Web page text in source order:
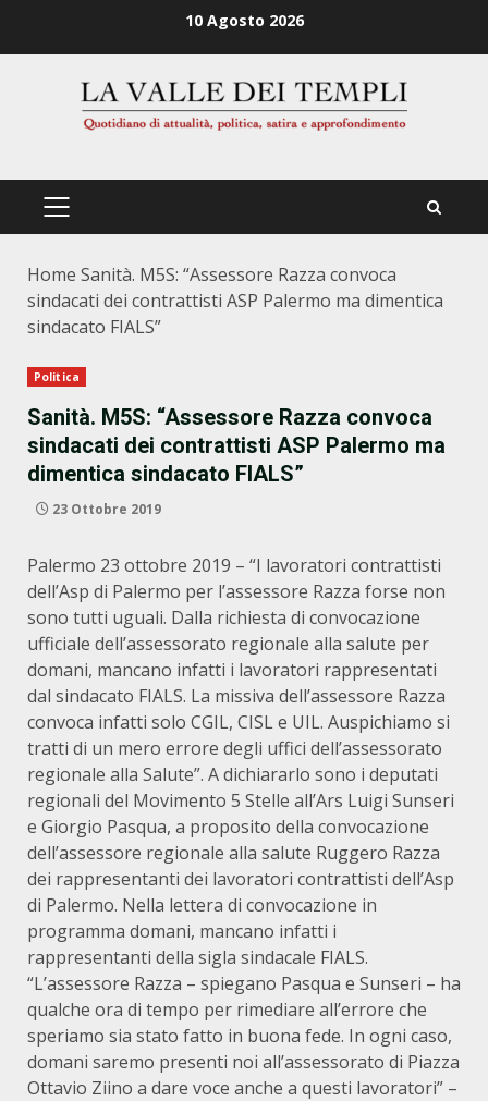
10 Agosto 2026
PRIMÄRES
Home Sanità. M5S: “Assessore Razza convoca
sindacati dei contrattisti ASP Palermo ma dimentica
sindacato FIALS”
Politica
Sanità. M5S: “Assessore Razza convoca
sindacati dei contrattisti ASP Palermo ma
dimentica sindacato FIALS”
23 Ottobre 2019
Palermo 23 ottobre 2019 – “I lavoratori contrattisti
dell’Asp di Palermo per l’assessore Razza forse non
sono tutti uguali. Dalla richiesta di convocazione
ufficiale dell’assessorato regionale alla salute per
domani, mancano infatti i lavoratori rappresentati
dal sindacato FIALS. La missiva dell’assessore Razza
convoca infatti solo CGIL, CISL e UIL. Auspichiamo si
tratti di un mero errore degli uffici dell’assessorato
regionale alla Salute”. A dichiararlo sono i deputati
regionali del Movimento 5 Stelle all’Ars Luigi Sunseri
e Giorgio Pasqua, a proposito della convocazione
dell’assessore regionale alla salute Ruggero Razza
dei rappresentanti dei lavoratori contrattisti dell’Asp
di Palermo. Nella lettera di convocazione in
programma domani, mancano infatti i
rappresentanti della sigla sindacale FIALS.
“L’assessore Razza – spiegano Pasqua e Sunseri – ha
qualche ora di tempo per rimediare all’errore che
speriamo sia stato fatto in buona fede. In ogni caso,
domani saremo presenti noi all’assessorato di Piazza
Ottavio Ziino a dare voce anche a questi lavoratori” –